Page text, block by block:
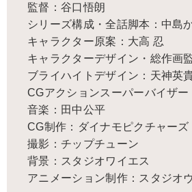
監督：谷口悟朗
シリーズ構成・全話脚本：中島
キャラクター原案：大高 忍
キャラクターデザイン・総作画
ブライハイトデザイン：天神英
CGアクションスーパーバイザー
音楽：田中公平
CG制作：ダイナモピクチャーズ
撮影：チップチューン
背景：スタジオワイエス
アニメーション制作：スタジオ